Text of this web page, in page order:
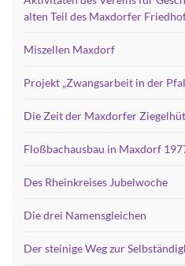
alten Teil des Maxdorfer
Miszellen Maxdorf
Projekt „Zwangsarbeit in der
Die Zeit der Maxdorfer
Floßbachausbau in Maxdorf
Des Rheinkreises Jubelwoche
Die drei Namensgleichen
Der steinige Weg zur